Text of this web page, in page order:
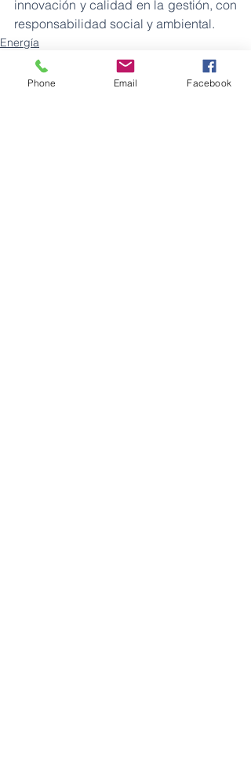
innovación y calidad en la gestión, con
responsabilidad social y ambiental.
Energía
Phone Email Facebook